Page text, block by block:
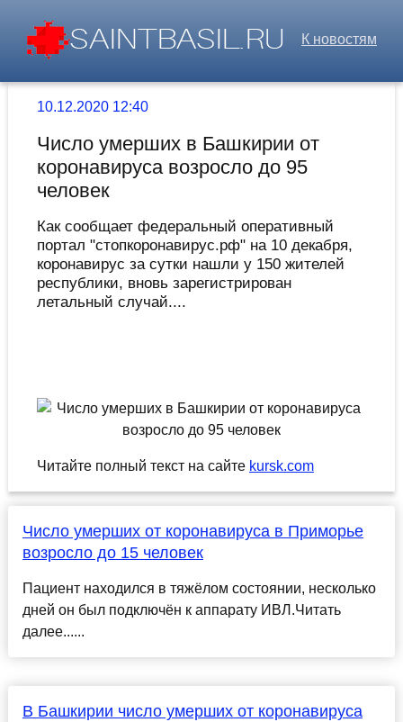
К новостям
10.12.2020 12:40
Число умерших в Башкирии от
коронавируса возросло до 95
человек
Как сообщает федеральный оперативный
портал "стопкоронавирус.рф" на 10 декабря,
коронавирус за сутки нашли у 150 жителей
республики, вновь зарегистрирован
летальный случай....
Читайте полный текст на сайте kursk.com
Число умерших от коронавируса в Приморье
возросло до 15 человек
Пациент находился в тяжёлом состоянии, несколько
дней он был подключён к аппарату ИВЛ.Читать
далее......
В Башкирии число умерших от коронавируса